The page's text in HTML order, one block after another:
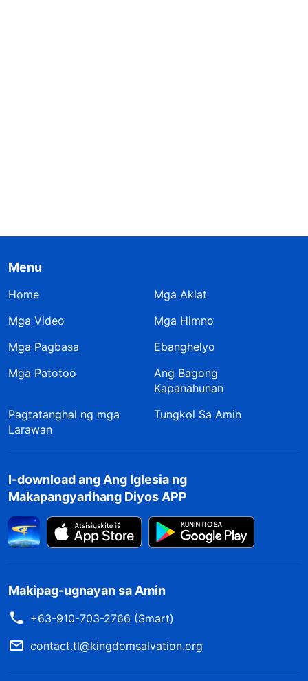
Menu
Home
Mga Aklat
Mga Video
Mga Himno
Mga Pagbasa
Ebanghelyo
Mga Patotoo
Ang Bagong
Kapanahunan
Pagtatanghal ng mga
Larawan
Tungkol Sa Amin
I-download ang Ang Iglesia ng
Makapangyarihang Diyos APP
Makipag-ugnayan sa Amin
+63-910-703-2766 (Smart)
contact.tl@kingdomsalvation.org